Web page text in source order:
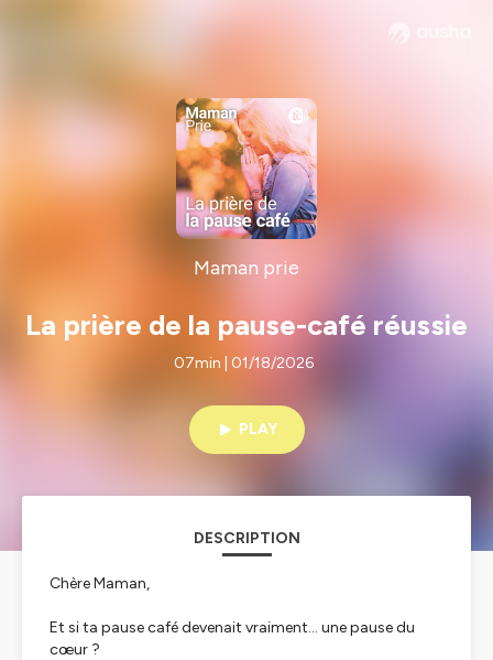
Maman prie
La prière de la pause-café réussie
07min | 01/18/2026
PLAY
DESCRIPTION
Chère Maman,
Et si ta pause café devenait vraiment… une pause du
cœur ?